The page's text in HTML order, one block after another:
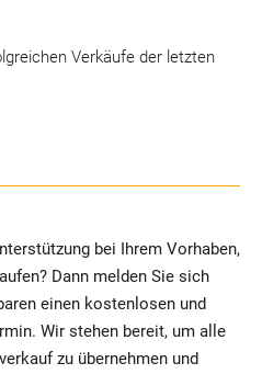
Verkäufe der letzten
bei Ihrem Vorhaben,
Dann melden Sie sich
einen kostenlosen und
Wir stehen bereit, um alle
zu übernehmen und